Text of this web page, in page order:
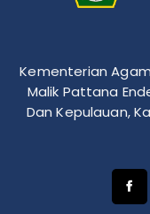
Kementerian
Malik Pattana
Dan Kepulauan,